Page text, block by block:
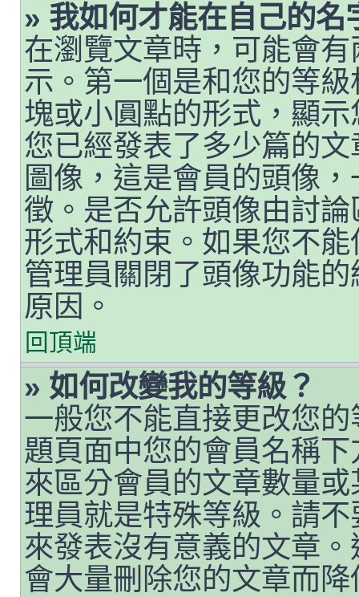
» 我如何才能在自己的名
在瀏覽文章時，可能會
示。第一個是和您的等
塊或小圓點的形式，顯
您已經發表了多少篇的
圖像，這是會員的頭像
徵。是否允許頭像由討
形式和約束。如果您不
管理員關閉了頭像功能
原因。
回頂端
» 如何改變我的等級？
一般您不能直接更改您
題頁面中您的會員名稱
來區分會員的文章數量
理員就是特殊等級。請
來發表沒有意義的文章
會大量刪除您的文章而